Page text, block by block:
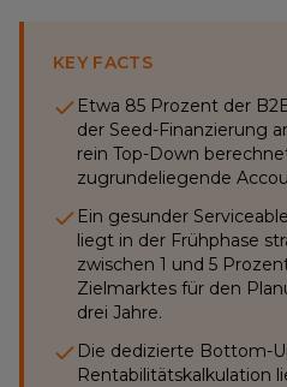
KEY FACTS
Etwa 85 Prozent der
der Seed-Finanzierung
rein Top-Down
zugrundeliegende
Ein gesunder
liegt in der Frühphase
zwischen 1 und 5
Zielmarktes für den
drei Jahre.
Die dedizierte Bottom-
Rentabilitätskalkulation